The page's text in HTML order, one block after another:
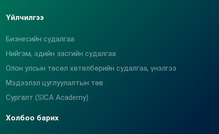
Үйлчилгээ
Бизнесийн судалгаа
Нийгэм, эдийн засгийн судалгаа
Олон улсын төсөл хөтөлбөрийн судалгаа, үнэлгээ
Мэдээлэл цуглуулалтын төв
Сургалт (SICA Academy)
Холбоо барих